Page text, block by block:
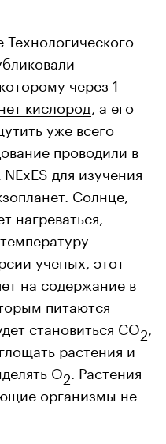
через 1
кислород , а его
уже всего
проводили в
для изучения
Солнце,
нагреваться,
ученых, этот
на содержание в
питаются
становиться CO2
растения и
О2 . Растения
организмы не